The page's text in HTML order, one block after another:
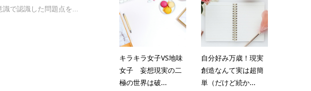
で認識した問題点を...
キラキラ女子VS地味
女子 妄想現実の二
極の世界は破...
自分好み万歳！現実
創造なんて実は超簡
単（だけど続か...